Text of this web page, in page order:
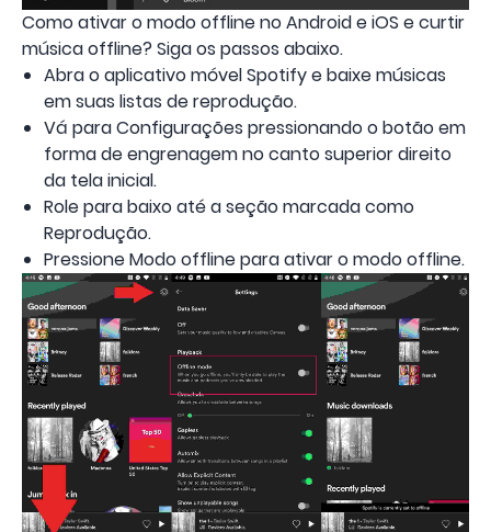
Como ativar o modo offline no Android e iOS e curtir
música offline? Siga os passos abaixo.
Abra o aplicativo móvel Spotify e baixe músicas
em suas listas de reprodução.
Vá para Configurações pressionando o botão em
forma de engrenagem no canto superior direito
da tela inicial.
Role para baixo até a seção marcada como
Reprodução.
Pressione Modo offline para ativar o modo offline.